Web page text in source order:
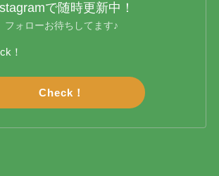
で随時更新中！
フォローお待ちしてます♪
！
Check！